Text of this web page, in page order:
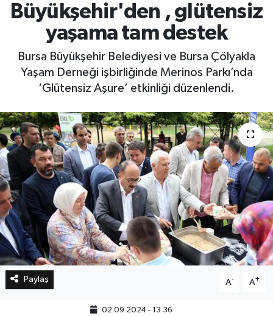
Büyükşehir'den , glütensiz
yaşama tam destek
Bursa Büyükşehir Belediyesi ve Bursa Çölyakla
Yaşam Derneği işbirliğinde Merinos Parkı’nda
‘Glütensiz Aşure’ etkinliği düzenlendi.
Paylaş A- A+
02.09.2024 - 13:36